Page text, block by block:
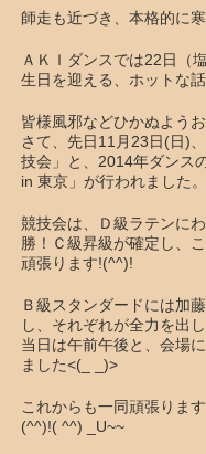
師走も近づき、本格的に
ＡＫＩダンスでは22日（
生日を迎える、ホットな
皆様風邪などひかぬよう
さて、先日11月23日(日)
技会」と、2014年ダンス
in 東京」が行われました。
競技会は、Ｄ級ラテンに
勝！Ｃ級昇級が確定し、
頑張ります!(^^)!
Ｂ級スタンダードには加
し、それぞれが全力を出
当日は午前午後と、会場
ました<(_ _)>
これからも一同頑張りま
(^^)!( ^^) _U~~